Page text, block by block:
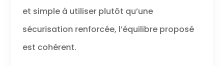
et simple à utiliser plutôt qu’une
sécurisation renforcée, l’équilibre proposé
est cohérent.